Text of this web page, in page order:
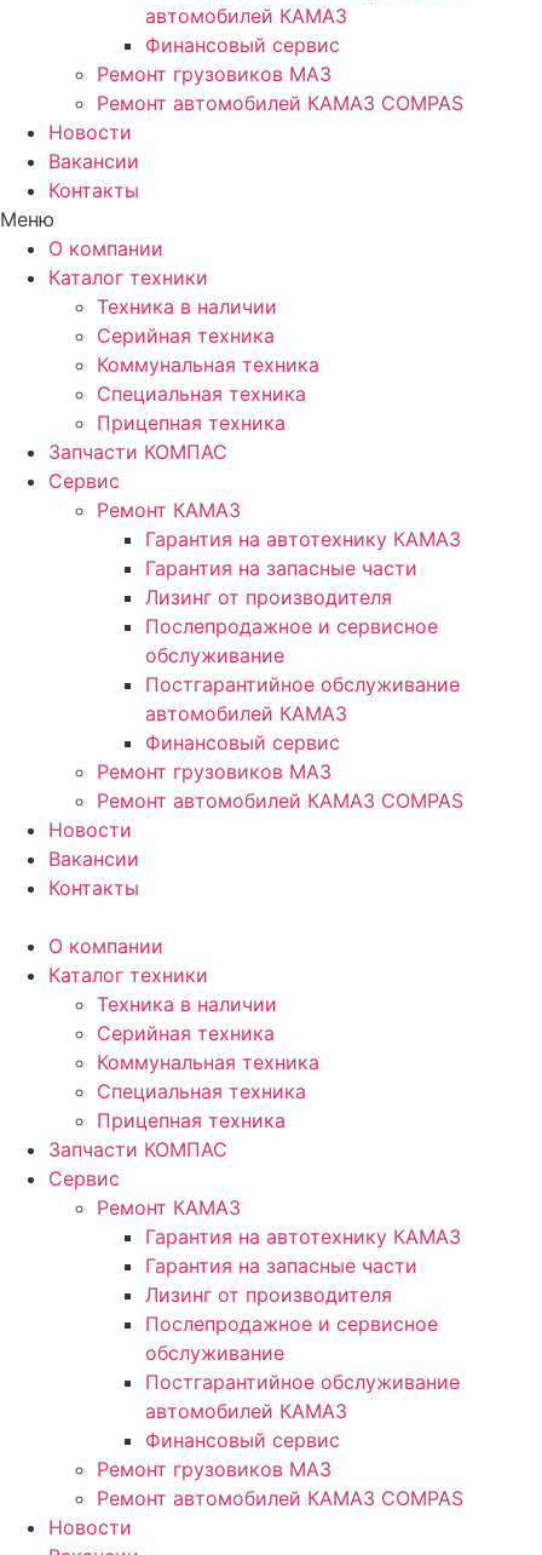
автомобилей КАМАЗ
Финансовый сервис
Ремонт грузовиков МАЗ
Ремонт автомобилей КАМАЗ COMPAS
Новости
Вакансии
Контакты
Меню
О компании
Каталог техники
Техника в наличии
Серийная техника
Коммунальная техника
Специальная техника
Прицепная техника
Запчасти КОМПАС
Сервис
Ремонт КАМАЗ
Гарантия на автотехнику КАМАЗ
Гарантия на запасные части
Лизинг от производителя
Послепродажное и сервисное
обслуживание
Постгарантийное обслуживание
автомобилей КАМАЗ
Финансовый сервис
Ремонт грузовиков МАЗ
Ремонт автомобилей КАМАЗ COMPAS
Новости
Вакансии
Контакты
О компании
Каталог техники
Техника в наличии
Серийная техника
Коммунальная техника
Специальная техника
Прицепная техника
Запчасти КОМПАС
Сервис
Ремонт КАМАЗ
Гарантия на автотехнику КАМАЗ
Гарантия на запасные части
Лизинг от производителя
Послепродажное и сервисное
обслуживание
Постгарантийное обслуживание
автомобилей КАМАЗ
Финансовый сервис
Ремонт грузовиков МАЗ
Ремонт автомобилей КАМАЗ COMPAS
Новости